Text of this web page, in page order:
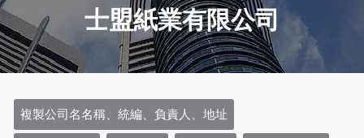
士盟紙業有限公司
複製公司名名稱、統編、負責人、地址